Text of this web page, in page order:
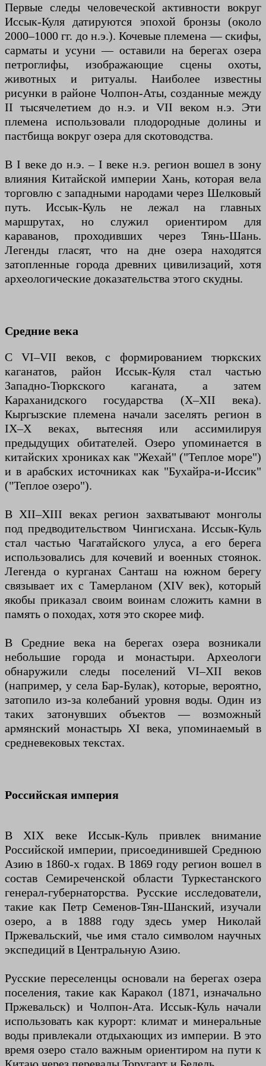
Первые следы человеческой активности вокруг
Иссык-Куля датируются эпохой бронзы (около
2000–1000 гг. до н.э.). Кочевые племена — скифы,
сарматы и усуни — оставили на берегах озера
петроглифы, изображающие сцены охоты,
животных и ритуалы. Наиболее известны
рисунки в районе Чолпон-Аты, созданные между
II тысячелетием до н.э. и VII веком н.э. Эти
племена использовали плодородные долины и
пастбища вокруг озера для скотоводства.
В I веке до н.э. – I веке н.э. регион вошел в зону
влияния Китайской империи Хань, которая вела
торговлю с западными народами через Шелковый
путь. Иссык-Куль не лежал на главных
маршрутах, но служил ориентиром для
караванов, проходивших через Тянь-Шань.
Легенды гласят, что на дне озера находятся
затопленные города древних цивилизаций, хотя
археологические доказательства этого скудны.
Средние века
С VI–VII веков, с формированием тюркских
каганатов, район Иссык-Куля стал частью
Западно-Тюркского каганата, а затем
Караханидского государства (X–XII века).
Кыргызские племена начали заселять регион в
IX–X веках, вытесняя или ассимилируя
предыдущих обитателей. Озеро упоминается в
китайских хрониках как "Жехай" ("Теплое море")
и в арабских источниках как "Бухайра-и-Иссик"
("Теплое озеро").
В XII–XIII веках регион захватывают монголы
под предводительством Чингисхана. Иссык-Куль
стал частью Чагатайского улуса, а его берега
использовались для кочевий и военных стоянок.
Легенда о курганах Санташ на южном берегу
связывает их с Тамерланом (XIV век), который
якобы приказал своим воинам сложить камни в
память о походах, хотя это скорее миф.
В Средние века на берегах озера возникали
небольшие города и монастыри. Археологи
обнаружили следы поселений VI–XII веков
(например, у села Бар-Булак), которые, вероятно,
затопило из-за колебаний уровня воды. Один из
таких затонувших объектов — возможный
армянский монастырь XI века, упоминаемый в
средневековых текстах.
Российская империя
В XIX веке Иссык-Куль привлек внимание
Российской империи, присоединившей Среднюю
Азию в 1860-х годах. В 1869 году регион вошел в
состав Семиреченской области Туркестанского
генерал-губернаторства. Русские исследователи,
такие как Петр Семенов-Тян-Шанский, изучали
озеро, а в 1888 году здесь умер Николай
Пржевальский, чье имя стало символом научных
экспедиций в Центральную Азию.
Русские переселенцы основали на берегах озера
поселения, такие как Каракол (1871, изначально
Пржевальск) и Чолпон-Ата. Иссык-Куль начали
использовать как курорт: климат и минеральные
воды привлекали отдыхающих из империи. В это
время озеро стало важным ориентиром на пути к